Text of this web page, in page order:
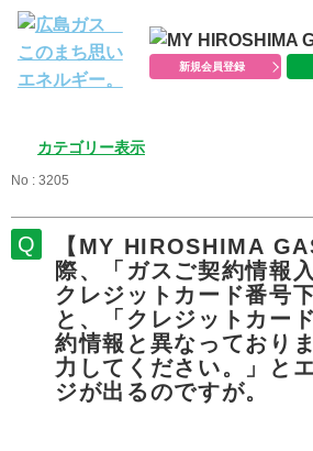
新規会員登録
カテゴリー表示
No : 3205
【MY HIROSHIMA
際、「ガスご契約情報
クレジットカード番号
と、「クレジットカー
約情報と異なっており
力してください。」と
ジが出るのですが。